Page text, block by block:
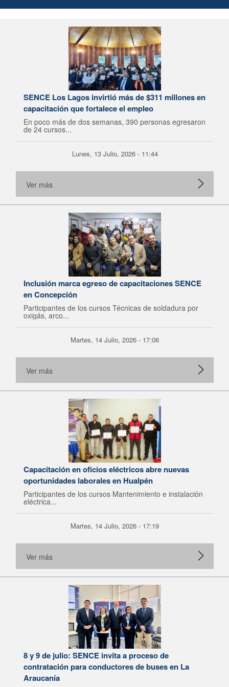
SENCE Los Lagos invirtió más de $311 millones en
capacitación que fortalece el empleo
En poco más de dos semanas, 390 personas egresaron
de 24 cursos...
Lunes, 13 Julio, 2026 - 11:44
Ver más
Inclusión marca egreso de capacitaciones SENCE
en Concepción
Participantes de los cursos Técnicas de soldadura por
oxigás, arco...
Martes, 14 Julio, 2026 - 17:06
Ver más
Capacitación en oficios eléctricos abre nuevas
oportunidades laborales en Hualpén
Participantes de los cursos Mantenimiento e instalación
eléctrica...
Martes, 14 Julio, 2026 - 17:19
Ver más
8 y 9 de julio: SENCE invita a proceso de
contratación para conductores de buses en La
Araucanía